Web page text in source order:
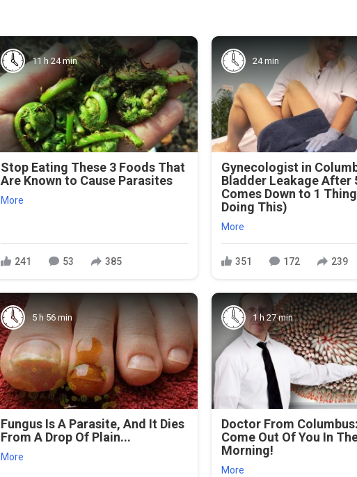
11 h 24 min
Stop Eating These 3 Foods That
Are Known to Cause Parasites
More
241 53 385
24 min
Gynecologist in
Bladder Leakage After
Comes Down to 1
Doing This)
More
351 172 239
5 h 56 min
Fungus Is A Parasite, And It Dies
From A Drop Of Plain...
More
1 h 27 min
Doctor From
Come Out Of You In
Morning!
More